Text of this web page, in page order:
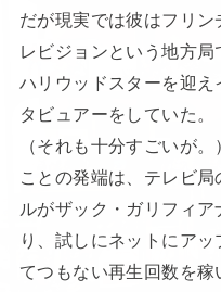
だが現実では彼はフリ
レビジョンという地方
ハリウッドスターを迎
タビュアーをしていた。
（それも十分すごいが。
ことの発端は、テレビ
ルがザック・ガリフィ
り、試しにネットにア
てつもない再生回数を稼